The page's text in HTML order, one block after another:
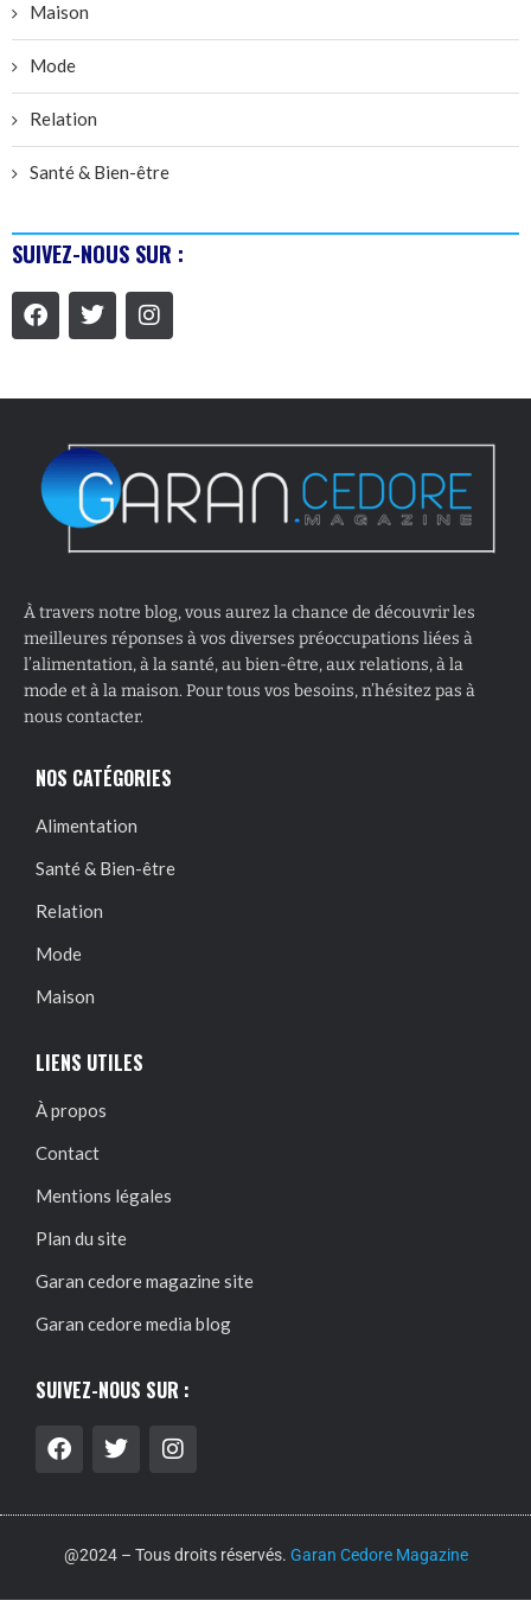
Maison
Mode
Relation
Santé & Bien-être
SUIVEZ-NOUS SUR :
À travers notre blog, vous aurez la chance de découvrir les
meilleures réponses à vos diverses préoccupations liées à
l’alimentation, à la santé, au bien-être, aux relations, à la
mode et à la maison. Pour tous vos besoins, n’hésitez pas à
nous contacter.
NOS CATÉGORIES
Alimentation
Santé & Bien-être
Relation
Mode
Maison
LIENS UTILES
À propos
Contact
Mentions légales
Plan du site
Garan cedore magazine site
Garan cedore media blog
SUIVEZ-NOUS SUR :
@2024 – Tous droits réservés. Garan Cedore Magazine